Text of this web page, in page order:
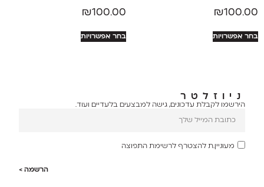
₪100.00
בחר אפשרויות
₪100.00
בחר אפשרויות
ניוזלטר
הירשמו לקבלת עדכונים, גישה למבצעים בלעדיים ועוד.
מעוניין.ת להצטרף לרשימת התפוצה
הרשמה >